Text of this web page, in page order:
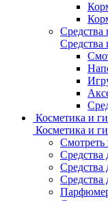
Средства
Средства
Косметика и
Косметика и
Смотреть
Средства
Средства
Средства